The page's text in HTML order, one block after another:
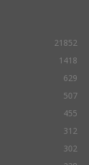
21852
1418
629
507
455
312
302